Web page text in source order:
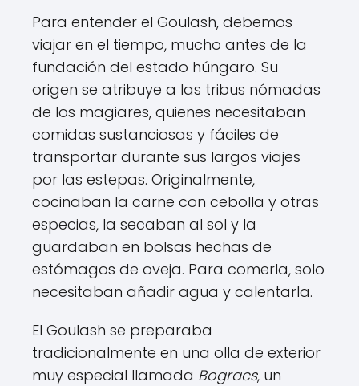
Para entender el Goulash, debemos
viajar en el tiempo, mucho antes de la
fundación del estado húngaro. Su
origen se atribuye a las tribus nómadas
de los magiares, quienes necesitaban
comidas sustanciosas y fáciles de
transportar durante sus largos viajes
por las estepas. Originalmente,
cocinaban la carne con cebolla y otras
especias, la secaban al sol y la
guardaban en bolsas hechas de
estómagos de oveja. Para comerla, solo
necesitaban añadir agua y calentarla.
El Goulash se preparaba
tradicionalmente en una olla de exterior
muy especial llamada Bogracs, un